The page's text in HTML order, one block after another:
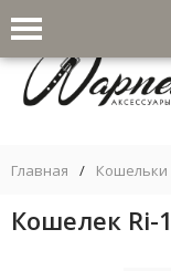
Главная / Кошельки
Кошелек Ri-